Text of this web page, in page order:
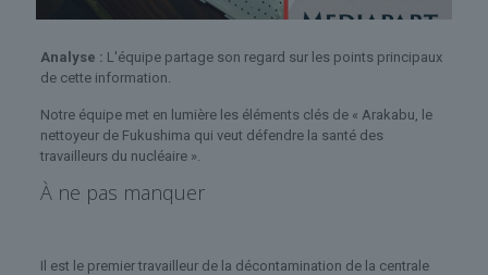
Analyse : L'équipe partage son regard sur les points principaux
de cette information.
Notre équipe met en lumière les éléments clés de « Arakabu, le
nettoyeur de Fukushima qui veut défendre la santé des
travailleurs du nucléaire ».
À ne pas manquer
Il est le premier travailleur de la décontamination de la centrale